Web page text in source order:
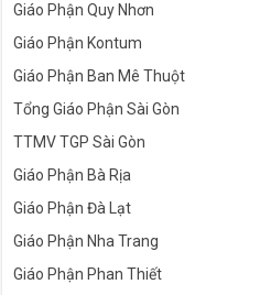
Giáo Phận Quy Nhơn
Giáo Phận Kontum
Giáo Phận Ban Mê Thuột
Tổng Giáo Phận Sài Gòn
TTMV TGP Sài Gòn
Giáo Phận Bà Rịa
Giáo Phận Đà Lạt
Giáo Phận Nha Trang
Giáo Phận Phan Thiết